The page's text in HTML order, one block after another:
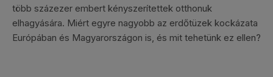
több százezer embert kényszerítettek otthonuk
elhagyására. Miért egyre nagyobb az erdőtüzek kockázata
Európában és Magyarországon is, és mit tehetünk ez ellen?